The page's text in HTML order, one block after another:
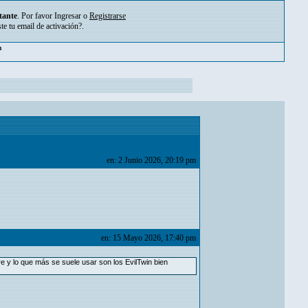
. Por favor Ingresar o Registrarse
tu email de activación?.
en: 2 Junio 2026, 20:19 pm
en: 15 Mayo 2026, 17:40 pm
y lo que más se suele usar son los EvilTwin bien